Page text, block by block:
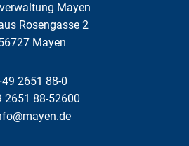
Mayen
Rosengasse 2
Mayen
2651 88-0
2651 88-52600